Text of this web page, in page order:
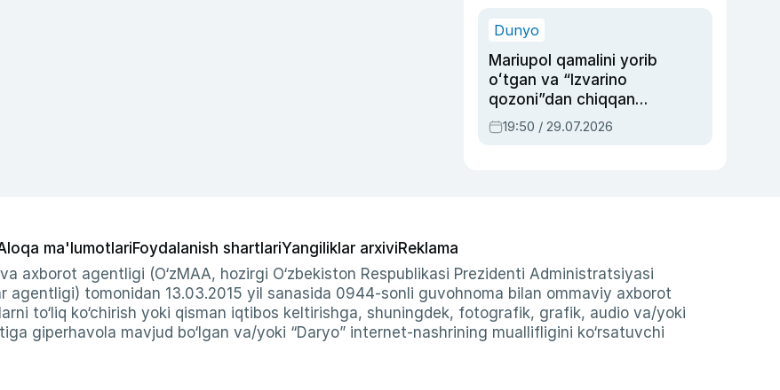
Dunyo
Mariupol qamalini yorib
oʻtgan va “Izvarino
qozoni”dan chiqqan
qahramon — Ukraina
armiyasi bosh
19:50 / 29.07.2026
ma'lumotlariFoydalanish shartlariYangiliklar arxiviReklama
axborot agentligi (O‘zMAA, hozirgi O‘zbekiston Respublikasi Prezidenti Administratsiyasi
agentligi) tomonidan 13.03.2015 yil sanasida 0944-sonli guvohnoma bilan ommaviy axborot
to‘liq ko‘chirish yoki qisman iqtibos keltirishga, shuningdek, fotografik, grafik, audio va/yoki
giperhavola mavjud bo‘lgan va/yoki “Daryo” internet-nashrining muallifligini ko‘rsatuvchi